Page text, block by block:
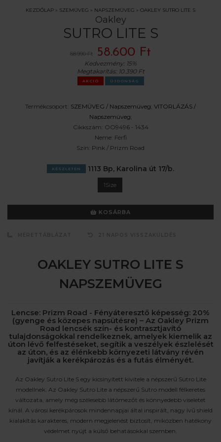
KEZDŐLAP » SZEMÜVEG » NAPSZEMÜVEG » OAKLEY SUTRO LITE S
Oakley
SUTRO LITE S
68.990 Ft 58.600 Ft
Kedvezmény: 15%
Megtakarítás: 10.390 Ft
AKCIÓ ÚJDONSÁG
Termékcsoport: SZEMÜVEG / Napszemüveg; VITORLÁZÁS /
Napszemüveg;
Cikkszám: OO9496 - 1434
Neme: Férfi
Szín: Pink / Prizm Road
KÉSZLETEN 1113 Bp, Karolina út 17/b.
1Size
KOSÁRBA
OAKLEY SUTRO LITE S
NAPSZEMÜVEG
Lencse: Prizm Road - Fényáteresztő képesség: 20%
(gyenge és közepes napsütésre) – Az Oakley Prizm
Road lencsék szín- és kontrasztjavító
tulajdonságokkal rendelkeznek, amelyek kiemelik az
úton lévő felfestéseket, segítik a veszélyek észlelését
az úton, és az élénkebb környezeti látvány révén
javítják a kerékpározás és a futás élményét.
Az Oakley Sutro Lite S egy kicsinyített kivitele a népszerű Sutro Lite
modellnek. Az Oakley Sutro Lite a népszerű Sutro modell félkeretes
változata, amely még szélesebb látómezőt és könnyedebb viseletet
kínál. A városi kerékpárosok mindennapjai által inspirált, nagy ívű shield
kialakítás karakteres, modern megjelenést biztosít, miközben hatékony
védelmet nyújt a külső behatásokkal szemben.